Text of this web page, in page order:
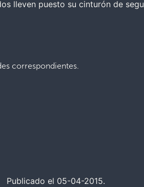
lleven puesto su cinturón de
correspondientes.
Publicado el 05-04-2015.